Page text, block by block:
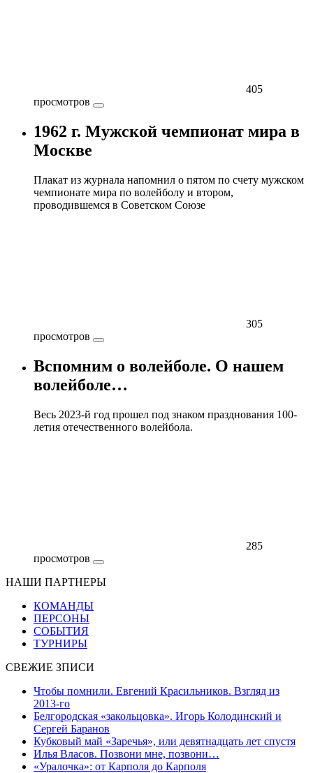
405
просмотров
1962 г. Мужской чемпионат мира в
Москве
Плакат из журнала напомнил о пятом по счету мужском
чемпионате мира по волейболу и втором,
проводившемся в Советском Союзе
305
просмотров
Вспомним о волейболе. О нашем
волейболе…
Весь 2023-й год прошел под знаком празднования 100-
летия отечественного волейбола.
285
просмотров
НАШИ ПАРТНЕРЫ
КОМАНДЫ
ПЕРСОНЫ
СОБЫТИЯ
ТУРНИРЫ
СВЕЖИЕ ЗПИСИ
Чтобы помнили. Евгений Красильников. Взгляд из
2013-го
Белгородская «закольцовка». Игорь Колодинский и
Сергей Баранов
Кубковый май «Заречья», или девятнадцать лет спустя
Илья Власов. Позвони мне, позвони…
«Уралочка»: от Карполя до Карполя